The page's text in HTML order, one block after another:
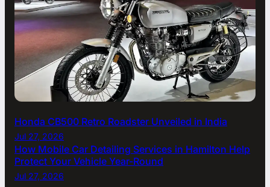
Honda CB500 Retro Roadster Unveiled in India
Jul 27, 2026
How Mobile Car Detailing Services in Hamilton Help
Protect Your Vehicle Year-Round
Jul 27, 2026